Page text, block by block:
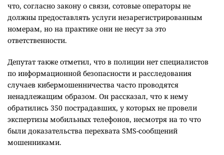
что, согласно закону о связи, сотовые операторы не
должны предоставлять услуги незарегистрированным
номерам, но на практике они не несут за это
ответственности.
Депутат также отметил, что в полиции нет специалистов
по информационной безопасности и расследования
случаев кибермошенничества часто проводятся
ненадлежащим образом. Он рассказал, что к нему
обратились 350 пострадавших, у которых не провели
экспертизы мобильных телефонов, несмотря на то что
были доказательства перехвата SMS-сообщений
мошенниками.